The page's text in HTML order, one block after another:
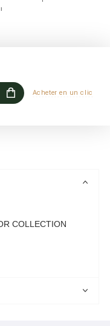
Acheter en un clic
COLLECTION